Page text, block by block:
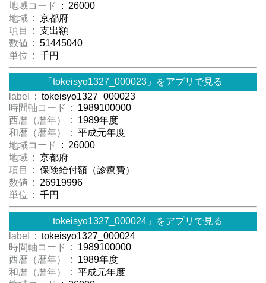
地域コード
: 26000
地域 : 京都府
項目
: 支出額
数値 : 51445040
単位 : 千円
「tokeisyo1327_000023」をアプリで見る
label
: tokeisyo1327_000023
時間軸コード
: 1989100000
西暦（暦年）
: 1989年度
和暦（暦年）
: 平成元年度
地域コード
: 26000
地域 : 京都府
項目
: 保険給付額（診療費）
数値 : 26919996
単位 : 千円
「tokeisyo1327_000024」をアプリで見る
label
: tokeisyo1327_000024
時間軸コード
: 1989100000
西暦（暦年）
: 1989年度
和暦（暦年）
: 平成元年度